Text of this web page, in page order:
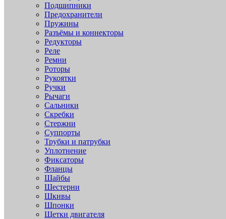
Подшипники
Предохранители
Пружины
Разъёмы и коннекторы
Редукторы
Реле
Ремни
Роторы
Рукоятки
Ручки
Рычаги
Сальники
Скребки
Стержни
Суппорты
Трубки и патрубки
Уплотнение
Фиксаторы
Фланцы
Шайбы
Шестерни
Шкивы
Шпонки
Щетки двигателя